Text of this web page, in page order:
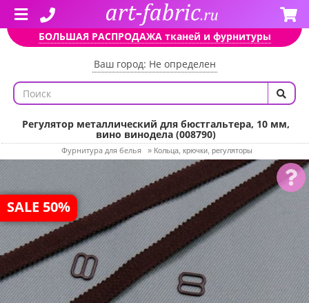
БОЛЬШАЯ РАСПРОДАЖА тканей и фурнитуры
Ваш город: Не определен
Регулятор металлический для бюстгальтера, 10 мм,
вино винодела (008790)
Фурнитура для белья » Кольца, крючки, регуляторы
SALE 50%